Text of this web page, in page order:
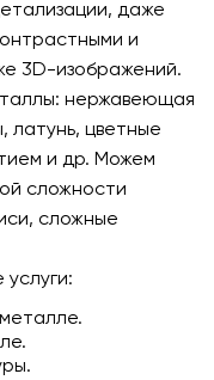
даже
и
3D-изображений.
нержавеющая
латунь, цветные
и др. Можем
сложности
сложные